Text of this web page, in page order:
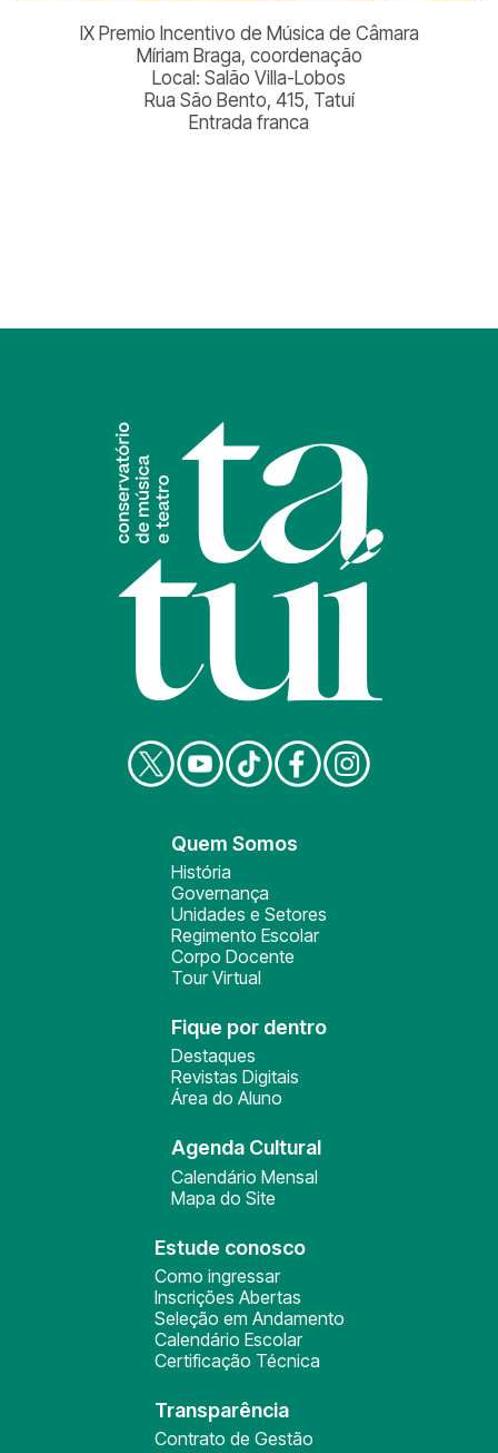
IX Premio Incentivo de Música de Câmara
Míriam Braga, coordenação
Local: Salão Villa-Lobos
Rua São Bento, 415, Tatuí
Entrada franca
Quem Somos
História
Governança
Unidades e Setores
Regimento Escolar
Corpo Docente
Tour Virtual
Fique por dentro
Destaques
Revistas Digitais
Área do Aluno
Agenda Cultural
Calendário Mensal
Mapa do Site
Estude conosco
Como ingressar
Inscrições Abertas
Seleção em Andamento
Calendário Escolar
Certificação Técnica
Transparência
Contrato de Gestão